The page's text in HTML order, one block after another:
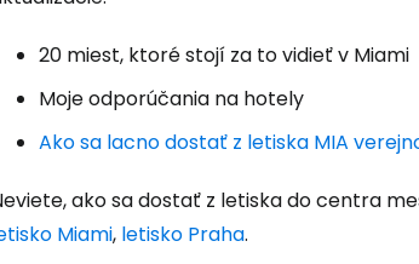
20 miest, ktoré stojí za to vidieť v Miami
Moje odporúčania na hotely
Ako sa lacno dostať z letiska MIA
ako sa dostať z letiska do centra
Miami, letisko Praha.